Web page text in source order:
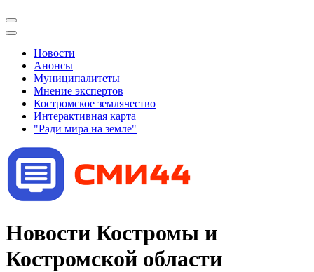
Новости
Анонсы
Муниципалитеты
Мнение экспертов
Костромское землячество
Интерактивная карта
"Ради мира на земле"
Новости Костромы и
Костромской области